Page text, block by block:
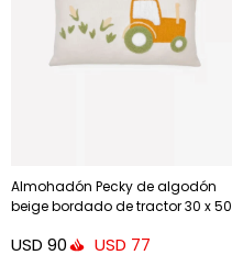
Almohadón Pecky de algodón
beige bordado de tractor 30 x 50
USD 90 USD 77